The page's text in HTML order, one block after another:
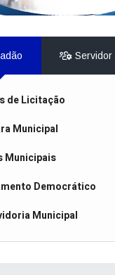
Servidor
de Licitação
Municipal
Municipais
Democrático
Municipal